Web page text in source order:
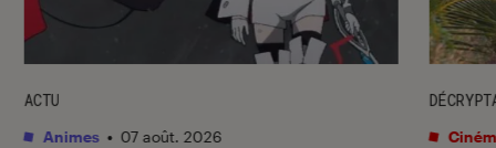
ACTU
Animes • 07 août. 2026